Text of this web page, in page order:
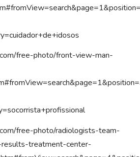
free-photo/front-view-man-
free-photo/radiologists-team-
treatment-center-